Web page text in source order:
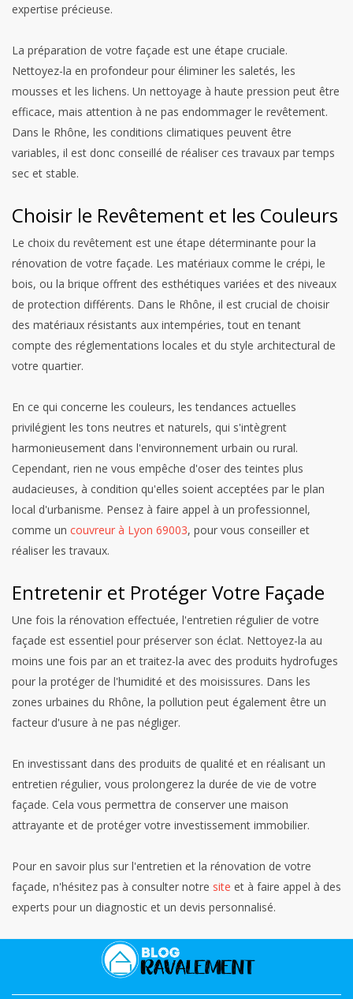
expertise précieuse.
La préparation de votre façade est une étape cruciale.
Nettoyez-la en profondeur pour éliminer les saletés, les
mousses et les lichens. Un nettoyage à haute pression peut être
efficace, mais attention à ne pas endommager le revêtement.
Dans le Rhône, les conditions climatiques peuvent être
variables, il est donc conseillé de réaliser ces travaux par temps
sec et stable.
Choisir le Revêtement et les Couleurs
Le choix du revêtement est une étape déterminante pour la
rénovation de votre façade. Les matériaux comme le crépi, le
bois, ou la brique offrent des esthétiques variées et des niveaux
de protection différents. Dans le Rhône, il est crucial de choisir
des matériaux résistants aux intempéries, tout en tenant
compte des réglementations locales et du style architectural de
votre quartier.
En ce qui concerne les couleurs, les tendances actuelles
privilégient les tons neutres et naturels, qui s'intègrent
harmonieusement dans l'environnement urbain ou rural.
Cependant, rien ne vous empêche d'oser des teintes plus
audacieuses, à condition qu'elles soient acceptées par le plan
local d'urbanisme. Pensez à faire appel à un professionnel,
comme un couvreur à Lyon 69003, pour vous conseiller et
réaliser les travaux.
Entretenir et Protéger Votre Façade
Une fois la rénovation effectuée, l'entretien régulier de votre
façade est essentiel pour préserver son éclat. Nettoyez-la au
moins une fois par an et traitez-la avec des produits hydrofuges
pour la protéger de l'humidité et des moisissures. Dans les
zones urbaines du Rhône, la pollution peut également être un
facteur d'usure à ne pas négliger.
En investissant dans des produits de qualité et en réalisant un
entretien régulier, vous prolongerez la durée de vie de votre
façade. Cela vous permettra de conserver une maison
attrayante et de protéger votre investissement immobilier.
Pour en savoir plus sur l'entretien et la rénovation de votre
façade, n'hésitez pas à consulter notre site et à faire appel à des
experts pour un diagnostic et un devis personnalisé.